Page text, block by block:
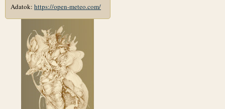
Adatok: https://open-meteo.com/